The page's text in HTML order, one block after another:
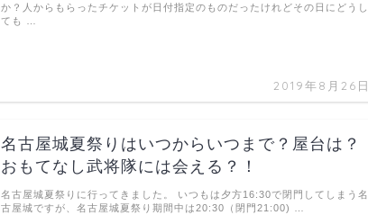
2019年8月26日
か？人からもらったチケットが日付指定のものだったけれどその日にどうし
ても …
名古屋城夏祭りはいつからいつまで？屋台は？
おもてなし武将隊には会える？！
名古屋城夏祭りに行ってきました。 いつもは夕方16:30で閉門してしまう名
古屋城ですが、名古屋城夏祭り期間中は20:30（閉門21:00) …